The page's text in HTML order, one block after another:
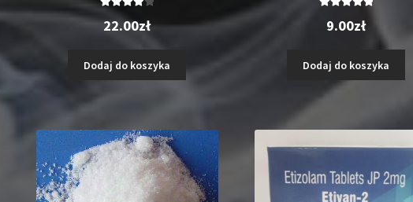
Oceniono
4.00na 5
22.00zł
Dodaj do koszyka
5.00na 5
9.00zł
Dodaj do koszyka